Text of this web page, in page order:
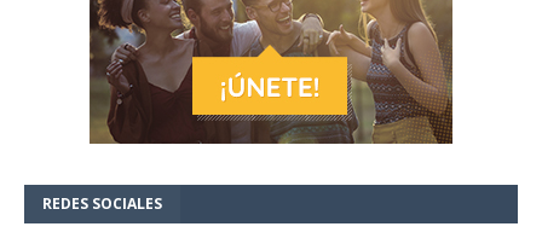
REDES SOCIALES